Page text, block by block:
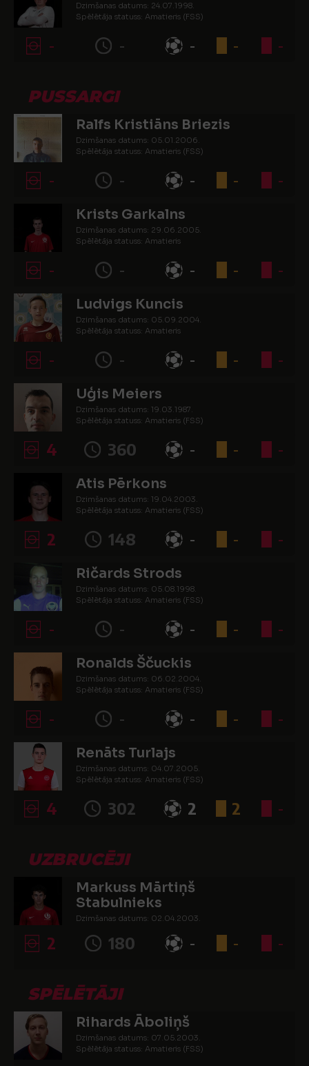
Dzimšanas datums: 24.07.1998.
Spēlētāja statuss: Amatieris (FSS)
- - - - -
PUSSARGI
Ralfs Kristiāns Briezis
Dzimšanas datums: 05.01.2006.
Spēlētāja statuss: Amatieris (FSS)
- - - - -
Krists Garkalns
Dzimšanas datums: 29.06.2005.
Spēlētāja statuss: Amatieris
- - - - -
Ludvigs Kuncis
Dzimšanas datums: 05.09.2004.
Spēlētāja statuss: Amatieris
- - - - -
Uģis Meiers
Dzimšanas datums: 19.03.1987.
Spēlētāja statuss: Amatieris (FSS)
4 360 - - -
Atis Pērkons
Dzimšanas datums: 19.04.2003.
Spēlētāja statuss: Amatieris (FSS)
2 148 - - -
Ričards Strods
Dzimšanas datums: 05.08.1998.
Spēlētāja statuss: Amatieris (FSS)
- - - - -
Ronalds Ščuckis
Dzimšanas datums: 06.02.2004.
Spēlētāja statuss: Amatieris (FSS)
- - - - -
Renāts Turlajs
Dzimšanas datums: 04.07.2005.
Spēlētāja statuss: Amatieris (FSS)
4 302 2 2 -
UZBRUCĒJI
Markuss Mārtiņš
Stabulnieks
Dzimšanas datums: 02.04.2003.
2 180 - - -
SPĒLĒTĀJI
Rihards Āboliņš
Dzimšanas datums: 07.05.2003.
Spēlētāja statuss: Amatieris (FSS)